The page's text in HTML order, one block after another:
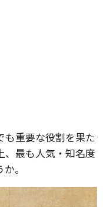
も重要な役割を果た
、最も人気・知名度
。